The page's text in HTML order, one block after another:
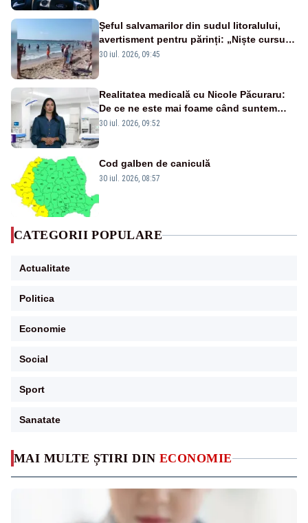
MAI MULTE ȘTIRI DIN ECONOMIE
Șeful salvamarilor din sudul litoralului,
avertisment pentru părinți: „Niște cursuri
de înot la piscină nu sunt suficiente”
30 iul. 2026, 09:45
Realitatea medicală cu Nicole Păcuraru:
De ce ne este mai foame când suntem
obosiți?
30 iul. 2026, 09:52
Cod galben de caniculă
30 iul. 2026, 08:57
CATEGORII POPULARE
Actualitate
Politica
Economie
Social
Sport
Sanatate